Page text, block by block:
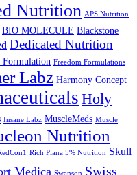
Nutrition APS Nutrition
BIO MOLECULE Blackstone
Dedicated Nutrition
Formulation Freedom Formulations
Labz Harmony Concept
Holy
Insane Labz MuscleMeds Muscle
Nutrition
Rich Piana 5% Nutrition Skull
Medica Swanson Swiss